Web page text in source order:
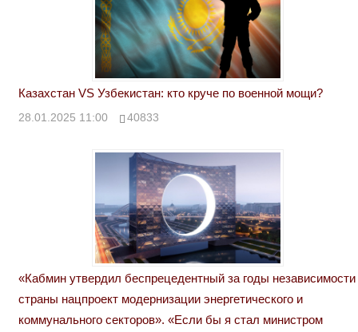
Казахстан VS Узбекистан: кто круче по военной мощи?
28.01.2025 11:00 40833
«Кабмин утвердил беспрецедентный за годы независимости
страны нацпроект модернизации энергетического и
коммунального секторов». «Если бы я стал министром